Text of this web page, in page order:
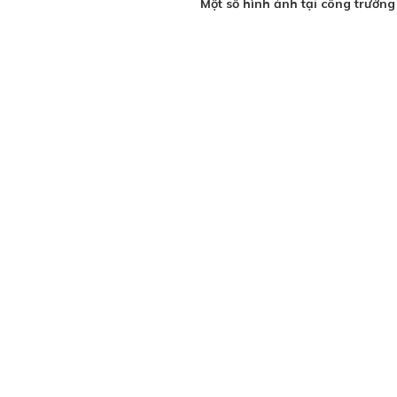
Một số hình ảnh tại công